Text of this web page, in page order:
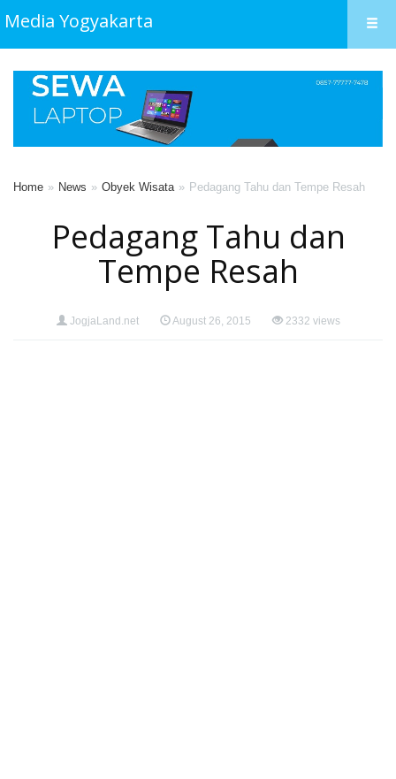
Media Yogyakarta
Home News Obyek Wisata Pedagang Tahu dan Tempe Resah
Pedagang Tahu dan
Tempe Resah
JogjaLand.net August 26, 2015 2332 views